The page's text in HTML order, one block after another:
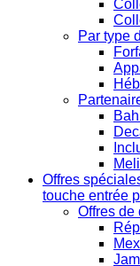
Par type
Offres
touche entrée
Offres de